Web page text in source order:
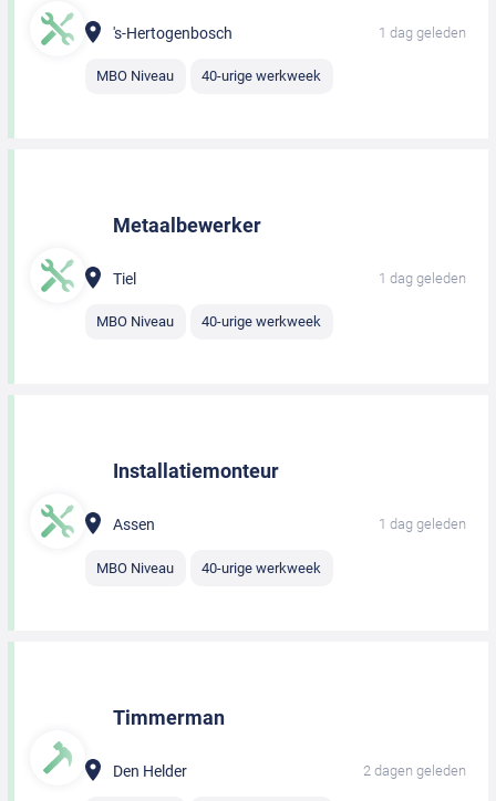
's-Hertogenbosch 1 dag geleden
MBO Niveau 40-urige werkweek
Metaalbewerker
Tiel 1 dag geleden
MBO Niveau 40-urige werkweek
Installatiemonteur
Assen 1 dag geleden
MBO Niveau 40-urige werkweek
Timmerman
Den Helder 2 dagen geleden